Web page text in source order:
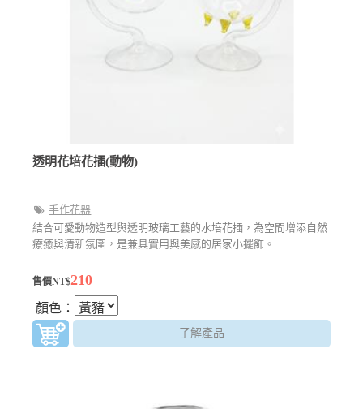
透明花培花插(動物)
手作花器
結合可愛動物造型與透明玻璃工藝的水培花插，為空間增添自然
療癒與清新氛圍，是兼具實用與美感的居家小擺飾。
售價NT$210
顏色：
了解產品